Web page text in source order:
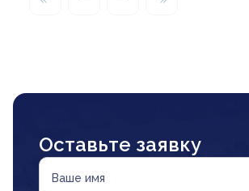
Оставьте заявку
Ваше имя